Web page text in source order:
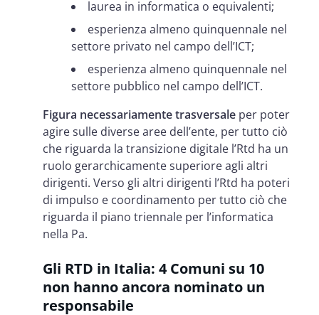
laurea in informatica o equivalenti;
esperienza almeno quinquennale nel
settore privato nel campo dell’ICT;
esperienza almeno quinquennale nel
settore pubblico nel campo dell’ICT.
Figura necessariamente trasversale per poter
agire sulle diverse aree dell’ente, per tutto ciò
che riguarda la transizione digitale l’Rtd ha un
ruolo gerarchicamente superiore agli altri
dirigenti. Verso gli altri dirigenti l’Rtd ha poteri
di impulso e coordinamento per tutto ciò che
riguarda il piano triennale per l’informatica
nella Pa.
Gli RTD in Italia: 4 Comuni su 10
non hanno ancora nominato un
responsabile